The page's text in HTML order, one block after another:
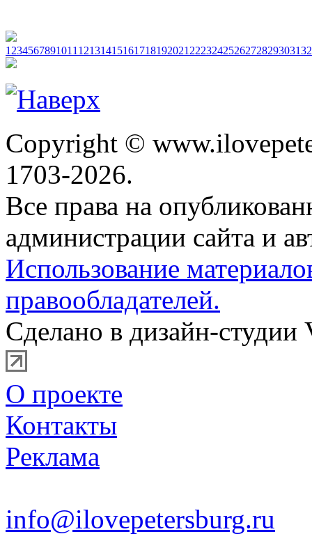
1 234567891011 12131415161718192021 2223242526272829303132
Copyright ©
1703-2026.
Все права на
администрации сайта и
Использование
правообладателей.
Сделано в дизайн-студии
О проекте
Контакты
Реклама
info@ilovepetersburg.ru